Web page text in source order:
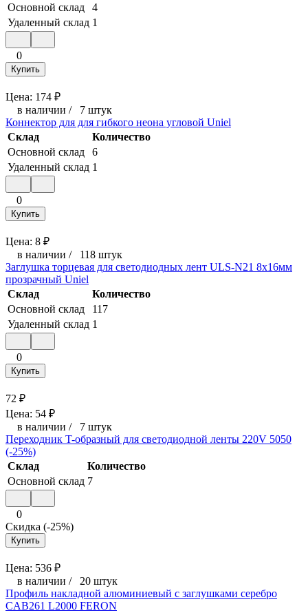
Основной склад
4
Удаленный склад 1
0
Купить
Цена: 174 ₽
в наличии / 7 штук
Коннектор для для гибкого неона угловой Uniel
Склад
Количество
Основной склад
6
Удаленный склад 1
0
Купить
Цена: 8 ₽
в наличии / 118 штук
Заглушка торцевая для светодиодных лент ULS-N21 8x16мм
прозрачный Uniel
Склад
Количество
Основной склад
117
Удаленный склад 1
0
Купить
72 ₽
Цена: 54 ₽
в наличии / 7 штук
Переходник T-образный для светодиодной ленты 220V 5050
(-25%)
Склад
Количество
Основной склад 7
0
Скидка (-25%)
Купить
Цена: 536 ₽
в наличии / 20 штук
Профиль накладной алюминиевый с заглушками серебро
CAB261 L2000 FERON